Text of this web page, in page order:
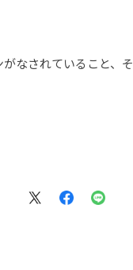
なされていること、
りとした映像を楽し